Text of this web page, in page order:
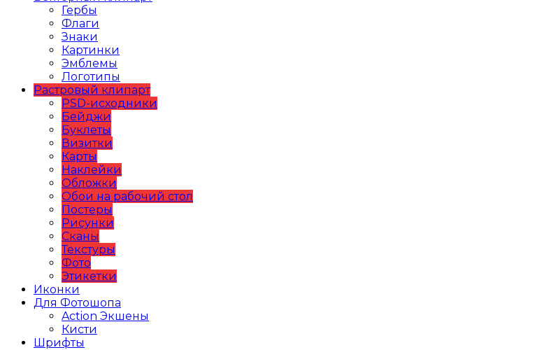
Гербы
Флаги
Знаки
Картинки
Эмблемы
Логотипы
Растровый клипарт
PSD-исходники
Бейджи
Буклеты
Визитки
Карты
Наклейки
Обложки
Обои на рабочий стол
Постеры
Рисунки
Сканы
Текстуры
Фото
Этикетки
Иконки
Для Фотошопа
Action Экшены
Кисти
Шрифты